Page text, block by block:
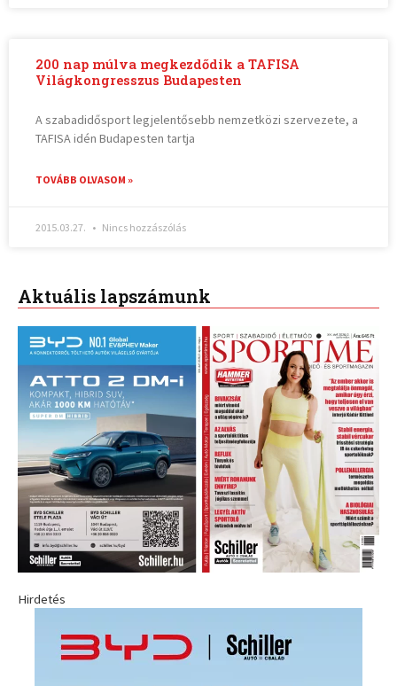
200 nap múlva megkezdődik a TAFISA
Világkongresszus Budapesten
A szabadidősport legjelentősebb nemzetközi szervezete, a
TAFISA idén Budapesten tartja
TOVÁBB OLVASOM »
2015.03.27. Nincs hozzászólás
Aktuális lapszámunk
Hirdetés